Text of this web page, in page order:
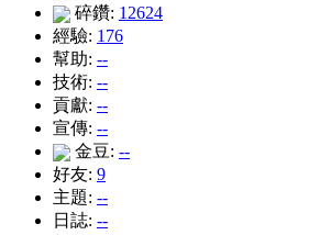
碎鑽: 12624
經驗: 176
幫助: --
技術: --
貢獻: --
宣傳: --
金豆: --
好友: 9
主題: --
日誌: --